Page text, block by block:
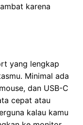
karena
yang lengkap
Minimal ada
dan USB-C
cepat atau
kalau kamu